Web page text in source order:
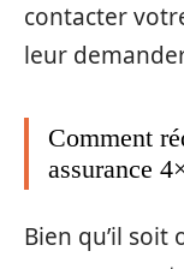
contacter
leur
Comment
assurance
Bien qu’il